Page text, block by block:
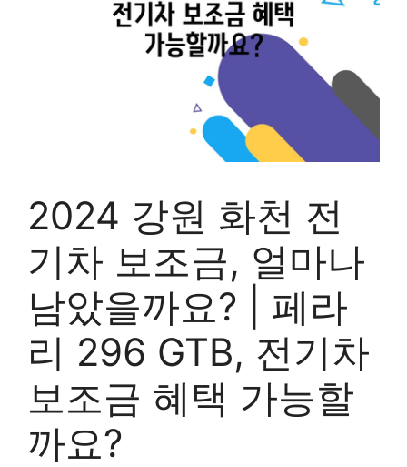
2024 강원 화천 전
기차 보조금, 얼마나
남았을까요? | 페라
리 296 GTB, 전기차
보조금 혜택 가능할
까요?